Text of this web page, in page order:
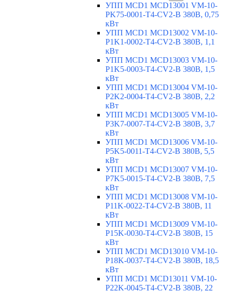
УПП MCD1 MCD13001 VM-10-
PK75-0001-T4-CV2-B 380В, 0,75
кВт
УПП MCD1 MCD13002 VM-10-
P1K1-0002-T4-CV2-B 380В, 1,1
кВт
УПП MCD1 MCD13003 VM-10-
P1K5-0003-T4-CV2-B 380В, 1,5
кВт
УПП MCD1 MCD13004 VM-10-
P2K2-0004-T4-CV2-B 380В, 2,2
кВт
УПП MCD1 MCD13005 VM-10-
P3K7-0007-T4-CV2-B 380В, 3,7
кВт
УПП MCD1 MCD13006 VM-10-
P5K5-0011-T4-CV2-B 380В, 5,5
кВт
УПП MCD1 MCD13007 VM-10-
P7K5-0015-T4-CV2-B 380В, 7,5
кВт
УПП MCD1 MCD13008 VM-10-
P11K-0022-T4-CV2-B 380В, 11
кВт
УПП MCD1 MCD13009 VM-10-
P15K-0030-T4-CV2-B 380В, 15
кВт
УПП MCD1 MCD13010 VM-10-
P18K-0037-T4-CV2-B 380В, 18,5
кВт
УПП MCD1 MCD13011 VM-10-
P22K-0045-T4-CV2-B 380В, 22